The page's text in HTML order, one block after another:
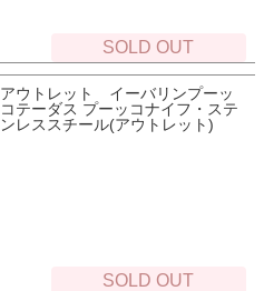
SOLD OUT
アウトレット イーバリンプーッ
コテーダス プーッコナイフ・ステ
ンレススチール(アウトレット)
SOLD OUT